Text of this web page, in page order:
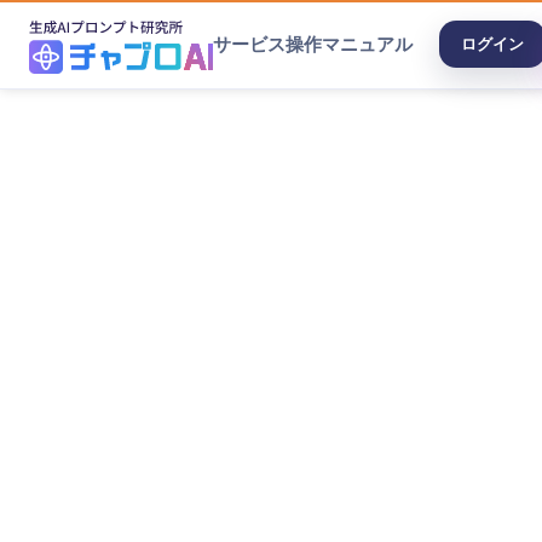
サービス操作マニュアル ログイン